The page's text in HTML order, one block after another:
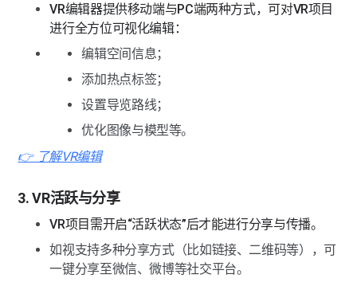
VR编辑器提供移动端与PC端两种方式，可对VR项目
进行全方位可视化编辑：
编辑空间信息；
添加热点标签；
设置导览路线；
优化图像与模型等。
👉 了解VR编辑
3. VR活跃与分享
VR项目需开启“活跃状态”后才能进行分享与传播。
如视支持多种分享方式（比如链接、二维码等），可
一键分享至微信、微博等社交平台。